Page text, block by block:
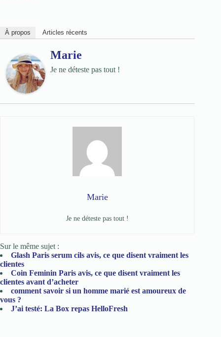
À propos Articles récents
Marie
Je ne déteste pas tout !
Marie
Je ne déteste pas tout !
Sur le même sujet :
Glash Paris serum cils avis, ce que disent vraiment les
clientes
Coin Feminin Paris avis, ce que disent vraiment les
clientes avant d’acheter
comment savoir si un homme marié est amoureux de
vous​ ?
J’ai testé: La Box repas HelloFresh